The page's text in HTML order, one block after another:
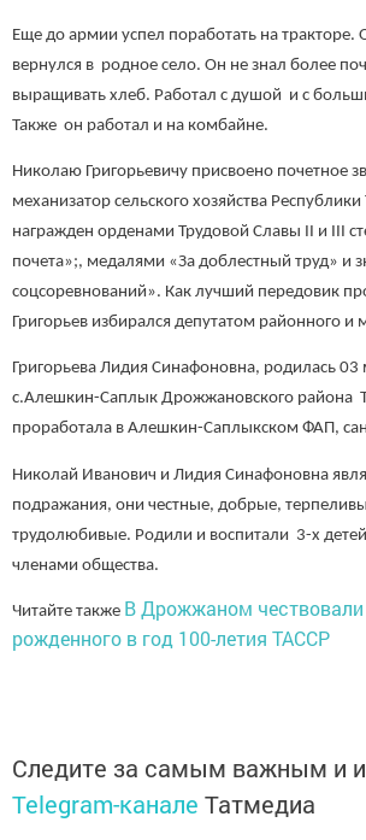
Еще до армии успел поработать на тракторе.
вернулся в родное село. Он не знал более
выращивать хлеб. Работал с душой и с
Также он работал и на комбайне.
Николаю Григорьевичу присвоено почетное
механизатор сельского хозяйства
награжден орденами Трудовой Славы II и III
почета»;, медалями «За доблестный труд» и
соцсоревнований». Как лучший передовик
Григорьев избирался депутатом районного и
Григорьева Лидия Синафоновна, родилась 03
с.Алешкин-Саплык Дрожжановского района
проработала в Алешкин-Саплыкском ФАП,
Николай Иванович и Лидия Синафоновна
подражания, они честные, добрые,
трудолюбивые. Родили и воспитали 3-х
членами общества.
Читайте также В Дрожжаном чествовали
рожденного в год 100-летия ТАССР
Следите за самым важным и
Telegram-канале Татмедиа